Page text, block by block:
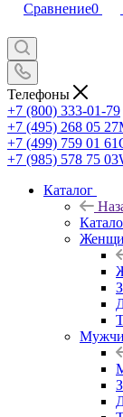
Сравнение0
Телефоны
+7 (800) 333-01-79
+7 (495) 268 05 27
+7 (499) 759 01 61
+7 (985) 578 75 03
Каталог